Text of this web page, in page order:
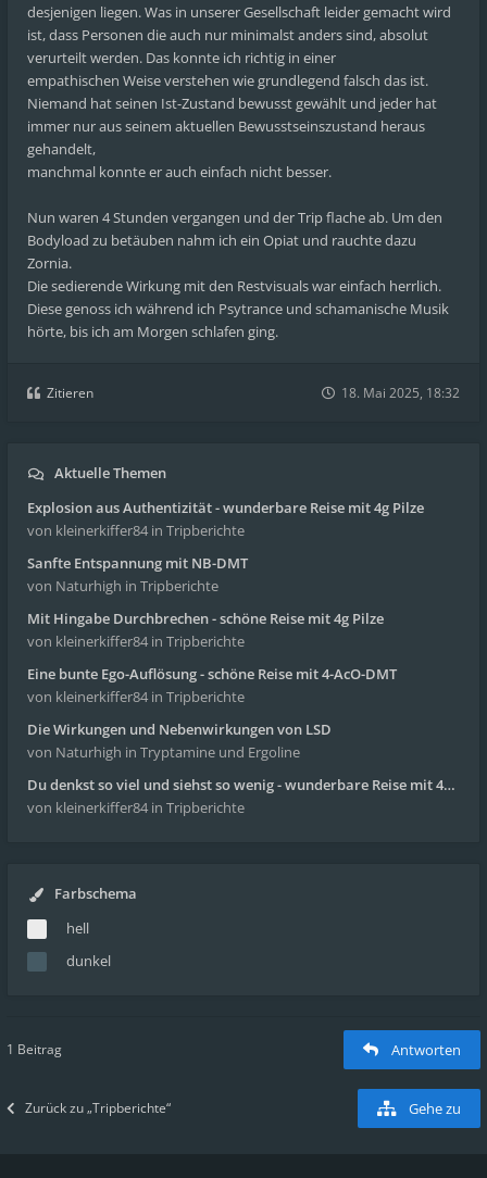
desjenigen liegen. Was in unserer Gesellschaft leider gemacht wird
ist, dass Personen die auch nur minimalst anders sind, absolut
verurteilt werden. Das konnte ich richtig in einer
empathischen Weise verstehen wie grundlegend falsch das ist.
Niemand hat seinen Ist-Zustand bewusst gewählt und jeder hat
immer nur aus seinem aktuellen Bewusstseinszustand heraus
gehandelt,
manchmal konnte er auch einfach nicht besser.
Nun waren 4 Stunden vergangen und der Trip flache ab. Um den
Bodyload zu betäuben nahm ich ein Opiat und rauchte dazu
Zornia.
Die sedierende Wirkung mit den Restvisuals war einfach herrlich.
Diese genoss ich während ich Psytrance und schamanische Musik
hörte, bis ich am Morgen schlafen ging.
Zitieren 18. Mai 2025, 18:32
Aktuelle Themen
Explosion aus Authentizität - wunderbare Reise mit 4g Pilze
von kleinerkiffer84 in Tripberichte
Sanfte Entspannung mit NB-DMT
von Naturhigh in Tripberichte
Mit Hingabe Durchbrechen - schöne Reise mit 4g Pilze
von kleinerkiffer84 in Tripberichte
Eine bunte Ego-Auflösung - schöne Reise mit 4-AcO-DMT
von kleinerkiffer84 in Tripberichte
Die Wirkungen und Nebenwirkungen von LSD
von Naturhigh in Tryptamine und Ergoline
Du denkst so viel und siehst so wenig - wunderbare Reise mit 4g Pilze
von kleinerkiffer84 in Tripberichte
Farbschema
hell
dunkel
1 Beitrag Antworten
Zurück zu „Tripberichte“ Gehe zu